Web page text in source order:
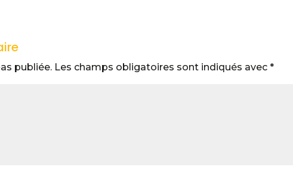
publiée. Les champs obligatoires sont indiqués avec *